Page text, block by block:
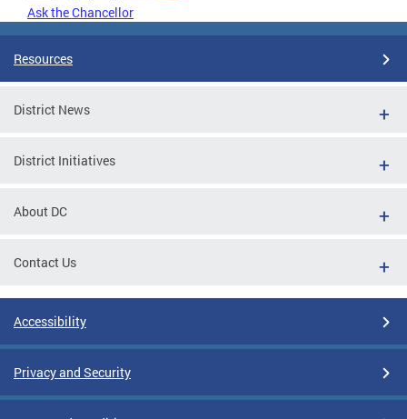
Ask the Chancellor
Resources
District News
District Initiatives
About DC
Contact Us
Accessibility
Privacy and Security